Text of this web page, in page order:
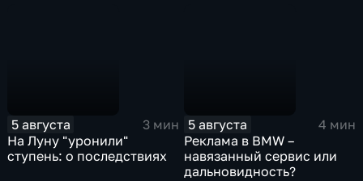
5 августа
3 мин
На Луну "уронили"
ступень: о последствиях
5 августа
4 мин
Реклама в BMW –
навязанный сервис или
дальновидность?